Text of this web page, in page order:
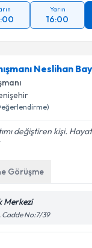
Yarın
16:00
Neslihan
değiştiren kişi. Hayat
Görüşme
Merkezi
Cadde No:7/39